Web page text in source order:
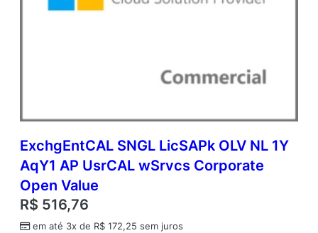
ExchgEntCAL SNGL LicSAPk OLV NL 1Y
AqY1 AP UsrCAL wSrvcs Corporate
Open Value
R$ 516,76
em até 3x de R$ 172,25 sem juros